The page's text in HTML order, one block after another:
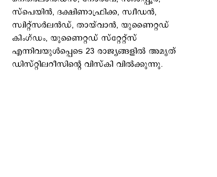
സ്പെയിൻ, ദക്ഷിണാഫ്രിക്ക, സ്വീഡൻ,
സ്വിറ്റ്സർലൻഡ്, തായ്‌വാന്‍, യുണൈറ്റഡ്
കിംഗ്ഡം, യുണൈറ്റഡ് സ്റ്റേറ്റ്സ്
എന്നിവയുൾപ്പെടെ 23 രാജ്യങ്ങളിൽ അമൃത്
ഡിസ്റ്റിലറീസിന്‍റെ വിസ്കി വിൽക്കുന്നു.